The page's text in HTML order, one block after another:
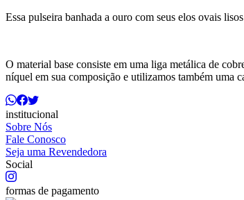
Essa pulseira banhada a ouro com seus elos ovais
O material base consiste em uma liga metálica de
níquel em sua composição e utilizamos também uma
institucional
Sobre Nós
Fale Conosco
Seja uma Revendedora
Social
formas de pagamento